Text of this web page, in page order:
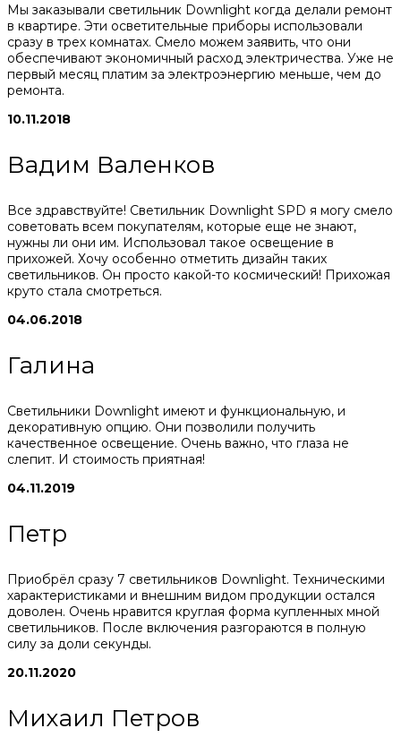
Мы заказывали светильник Downlight когда делали ремонт
в квартире. Эти осветительные приборы использовали
сразу в трех комнатах. Смело можем заявить, что они
обеспечивают экономичный расход электричества. Уже не
первый месяц платим за электроэнергию меньше, чем до
ремонта.
10.11.2018
Вадим Валенков
Все здравствуйте! Светильник Downlight SPD я могу смело
советовать всем покупателям, которые еще не знают,
нужны ли они им. Использовал такое освещение в
прихожей. Хочу особенно отметить дизайн таких
светильников. Он просто какой-то космический! Прихожая
круто стала смотреться.
04.06.2018
Галина
Светильники Downlight имеют и функциональную, и
декоративную опцию. Они позволили получить
качественное освещение. Очень важно, что глаза не
слепит. И стоимость приятная!
04.11.2019
Петр
Приобрёл сразу 7 светильников Downlight. Техническими
характеристиками и внешним видом продукции остался
доволен. Очень нравится круглая форма купленных мной
светильников. После включения разгораются в полную
силу за доли секунды.
20.11.2020
Михаил Петров